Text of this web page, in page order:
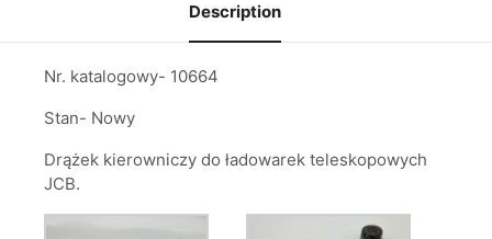
Description
Nr. katalogowy- 10664
Stan- Nowy
Drążek kierowniczy do ładowarek teleskopowych
JCB.